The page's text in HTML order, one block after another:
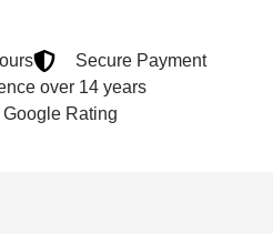
Secure Payment
over 14 years
Google Rating